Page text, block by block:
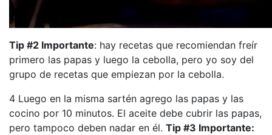
Tip #2 Importante: hay recetas que recomiendan freír
primero las papas y luego la cebolla, pero yo soy del
grupo de recetas que empiezan por la cebolla.
4 Luego en la misma sartén agrego las papas y las
cocino por 10 minutos. El aceite debe cubrir las papas,
pero tampoco deben nadar en él. Tip #3 Importante: